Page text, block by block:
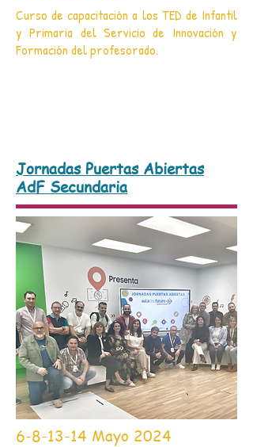
Curso de capacitación a los TED de Infantil
y Primaria del Servicio de Innovación y
Formación del profesorado.
Jornadas Puertas Abiertas
AdF Secundaria
6-8-13-14 Mayo 2024